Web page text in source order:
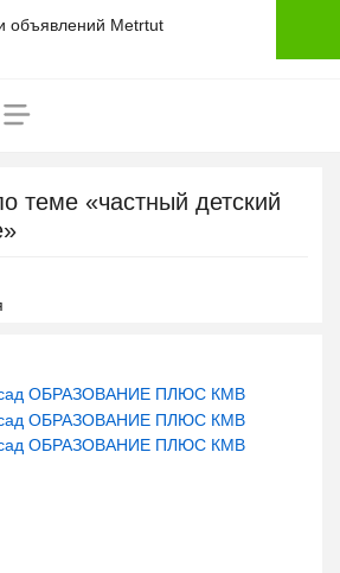
теме «частный детский